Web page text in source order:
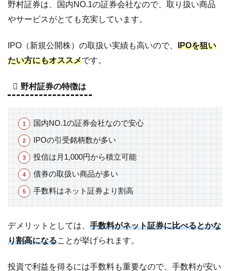
投
資
券
の
扱
い
商
品
が
多
い
2 野
村
証
券
内
野村証券は、国内NO.1の証券会社なので、取り扱い商品
やサービスがとても充実しています。
IPO（新規公開株）の取扱い実績も高いので、 IPOを狙い
たい方にもオススメです。
野村証券の特徴は
国内NO.1の証券会社なので安心
IPOの引受銘柄数が多い
投信は月1,000円から積立可能
債券の取扱い商品が多い
手数料はネット証券より割高
デメリットとしては、 手数料がネット証券に比べるとかな
り割高になることが挙げられます。
投資で利益を得るには手数料も重要なので、手数料が安い